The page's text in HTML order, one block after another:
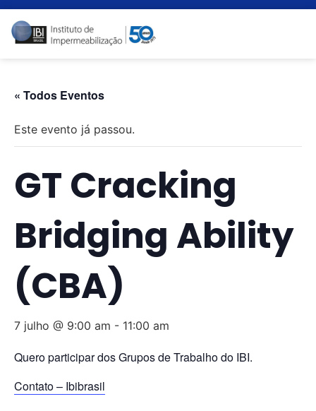
« Todos Eventos
Este evento já passou.
GT Cracking
Bridging Ability
(CBA)
7 julho @ 9:00 am - 11:00 am
Quero participar dos Grupos de Trabalho do IBI.
Contato – Ibibrasil